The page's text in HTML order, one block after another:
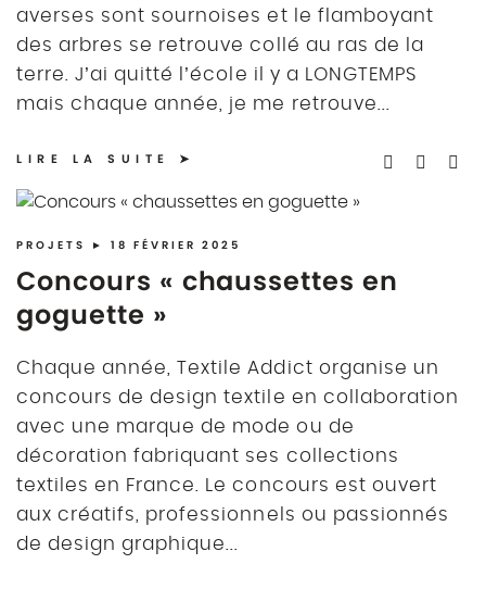
averses sont sournoises et le flamboyant
des arbres se retrouve collé au ras de la
terre. J’ai quitté l’école il y a LONGTEMPS
mais chaque année, je me retrouve...
LIRE LA SUITE
PROJETS ► 18 FÉVRIER 2025
Concours « chaussettes en
goguette »
Chaque année, Textile Addict organise un
concours de design textile en collaboration
avec une marque de mode ou de
décoration fabriquant ses collections
textiles en France. Le concours est ouvert
aux créatifs, professionnels ou passionnés
de design graphique...